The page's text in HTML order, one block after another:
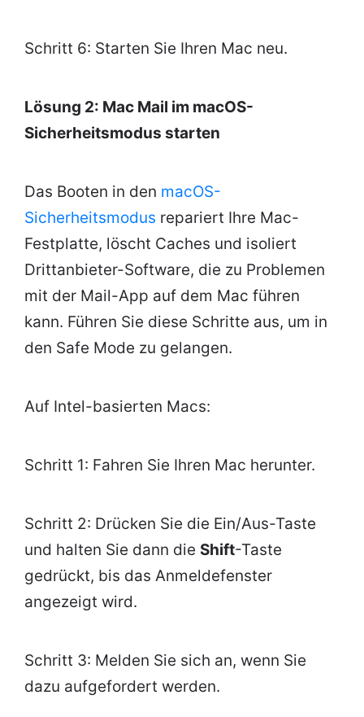
Schritt 6: Starten Sie Ihren Mac neu.
Lösung 2: Mac Mail im macOS-
Sicherheitsmodus starten
Das Booten in den macOS-
Sicherheitsmodus repariert Ihre Mac-
Festplatte, löscht Caches und isoliert
Drittanbieter-Software, die zu Problemen
mit der Mail-App auf dem Mac führen
kann. Führen Sie diese Schritte aus, um in
den Safe Mode zu gelangen.
Auf Intel-basierten Macs:
Schritt 1: Fahren Sie Ihren Mac herunter.
Schritt 2: Drücken Sie die Ein/Aus-Taste
und halten Sie dann die Shift-Taste
gedrückt, bis das Anmeldefenster
angezeigt wird.
Schritt 3: Melden Sie sich an, wenn Sie
dazu aufgefordert werden.